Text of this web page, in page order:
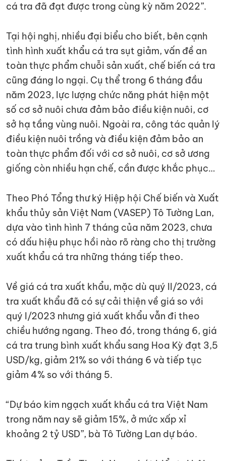
cá tra đã đạt được trong cùng kỳ năm 2022”.
Tại hội nghị, nhiều đại biểu cho biết, bên cạnh
tình hình xuất khẩu cá tra sụt giảm, vấn đề an
toàn thực phẩm chuỗi sản xuất, chế biến cá tra
cũng đáng lo ngại. Cụ thể trong 6 tháng đầu
năm 2023, lực lượng chức năng phát hiện một
số cơ sở nuôi chưa đảm bảo điều kiện nuôi, cơ
sở hạ tầng vùng nuôi. Ngoài ra, công tác quản lý
điều kiện nuôi trồng và điều kiện đảm bảo an
toàn thực phẩm đối với cơ sở nuôi, cơ sở ương
giống còn nhiều hạn chế, cần được khắc phục…
Theo Phó Tổng thư ký Hiệp hội Chế biến và Xuất
khẩu thủy sản Việt Nam (VASEP) Tô Tường Lan,
dựa vào tình hình 7 tháng của năm 2023, chưa
có dấu hiệu phục hồi nào rõ ràng cho thị trường
xuất khẩu cá tra những tháng tiếp theo.
Về giá cá tra xuất khẩu, mặc dù quý II/2023, cá
tra xuất khẩu đã có sự cải thiện về giá so với
quý I/2023 nhưng giá xuất khẩu vẫn đi theo
chiều hướng ngang. Theo đó, trong tháng 6, giá
cá tra trung bình xuất khẩu sang Hoa Kỳ đạt 3,5
USD/kg, giảm 21% so với tháng 6 và tiếp tục
giảm 4% so với tháng 5.
“Dự báo kim ngạch xuất khẩu cá tra Việt Nam
trong năm nay sẽ giảm 15%, ở mức xấp xỉ
khoảng 2 tỷ USD”, bà Tô Tường Lan dự báo.